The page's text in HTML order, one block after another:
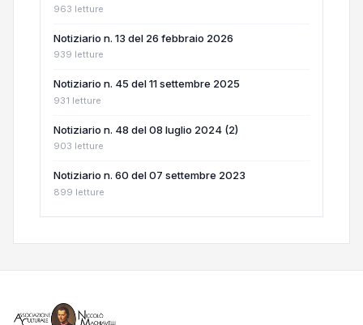
963 letture
Notiziario n. 13 del 26 febbraio 2026
939 letture
Notiziario n. 45 del 11 settembre 2025
931 letture
Notiziario n. 48 del 08 luglio 2024 (2)
903 letture
Notiziario n. 60 del 07 settembre 2023
899 letture